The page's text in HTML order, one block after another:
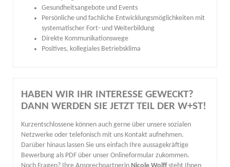
Gesundheitsangebote und Events
Persönliche und fachliche Entwicklungsmöglichkeiten mit
systematischer Fort- und Weiterbildung
Direkte Kommunikationswege
Positives, kollegiales Betriebsklima
HABEN WIR IHR INTERESSE GEWECKT?
DANN WERDEN SIE JETZT TEIL DER W+ST!
Kurzentschlossene können auch gerne über unsere sozialen
Netzwerke oder telefonisch mit uns Kontakt aufnehmen.
Darüber hinaus lassen Sie uns einfach Ihre aussagekräftige
Bewerbung als PDF über unser Onlineformular zukommen.